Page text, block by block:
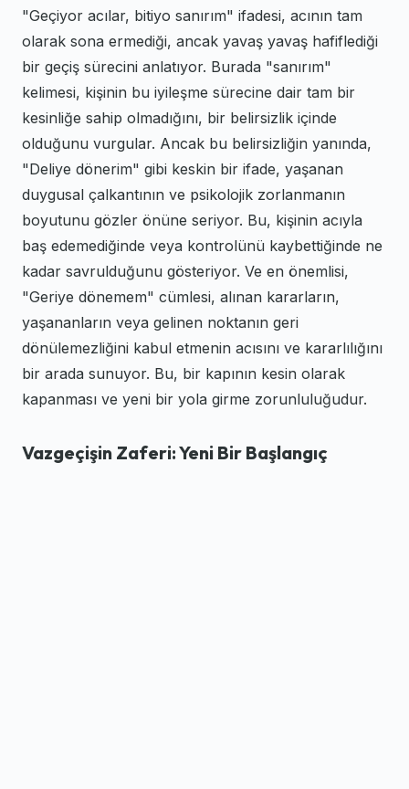
"Geçiyor acılar, bitiyo sanırım" ifadesi, acının tam
olarak sona ermediği, ancak yavaş yavaş hafiflediği
bir geçiş sürecini anlatıyor. Burada "sanırım"
kelimesi, kişinin bu iyileşme sürecine dair tam bir
kesinliğe sahip olmadığını, bir belirsizlik içinde
olduğunu vurgular. Ancak bu belirsizliğin yanında,
"Deliye dönerim" gibi keskin bir ifade, yaşanan
duygusal çalkantının ve psikolojik zorlanmanın
boyutunu gözler önüne seriyor. Bu, kişinin acıyla
baş edemediğinde veya kontrolünü kaybettiğinde ne
kadar savrulduğunu gösteriyor. Ve en önemlisi,
"Geriye dönemem" cümlesi, alınan kararların,
yaşananların veya gelinen noktanın geri
dönülemezliğini kabul etmenin acısını ve kararlılığını
bir arada sunuyor. Bu, bir kapının kesin olarak
kapanması ve yeni bir yola girme zorunluluğudur.
Vazgeçişin Zaferi: Yeni Bir Başlangıç